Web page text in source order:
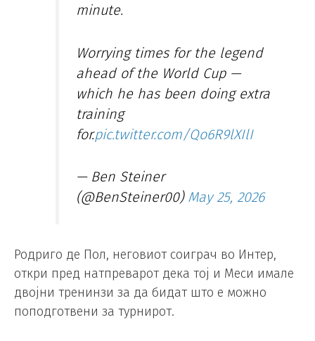
minute.
Worrying times for the legend
ahead of the World Cup —
which he has been doing extra
training
for.pic.twitter.com/Qo6R9lXIlI
— Ben Steiner
(@BenSteiner00) May 25, 2026
Родриго де Пол, неговиот соиграч во Интер,
откри пред натпреварот дека тој и Меси имале
двојни тренинзи за да бидат што е можно
поподготвени за турнирот.